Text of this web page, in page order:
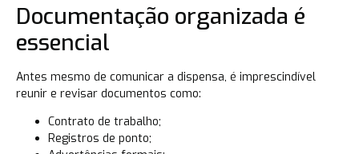
Documentação organizada é
essencial
Antes mesmo de comunicar a dispensa, é imprescindível
reunir e revisar documentos como:
Contrato de trabalho;
Registros de ponto;